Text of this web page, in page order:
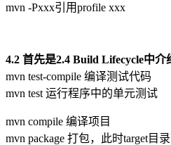
mvn -Pxxx引用profile xxx
4.2 首先是2.4 Build Lifecycle中介
mvn test-compile 编译测试代码
mvn test 运行程序中的单元测试
mvn compile 编译项目
mvn package 打包，此时target目